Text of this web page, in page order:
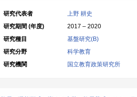
研究代表者
上野 耕史
研究期間 (年度)
2017 – 2020
研究種目
基盤研究(B)
研究分野
科学教育
研究機関
国立教育政策研究所